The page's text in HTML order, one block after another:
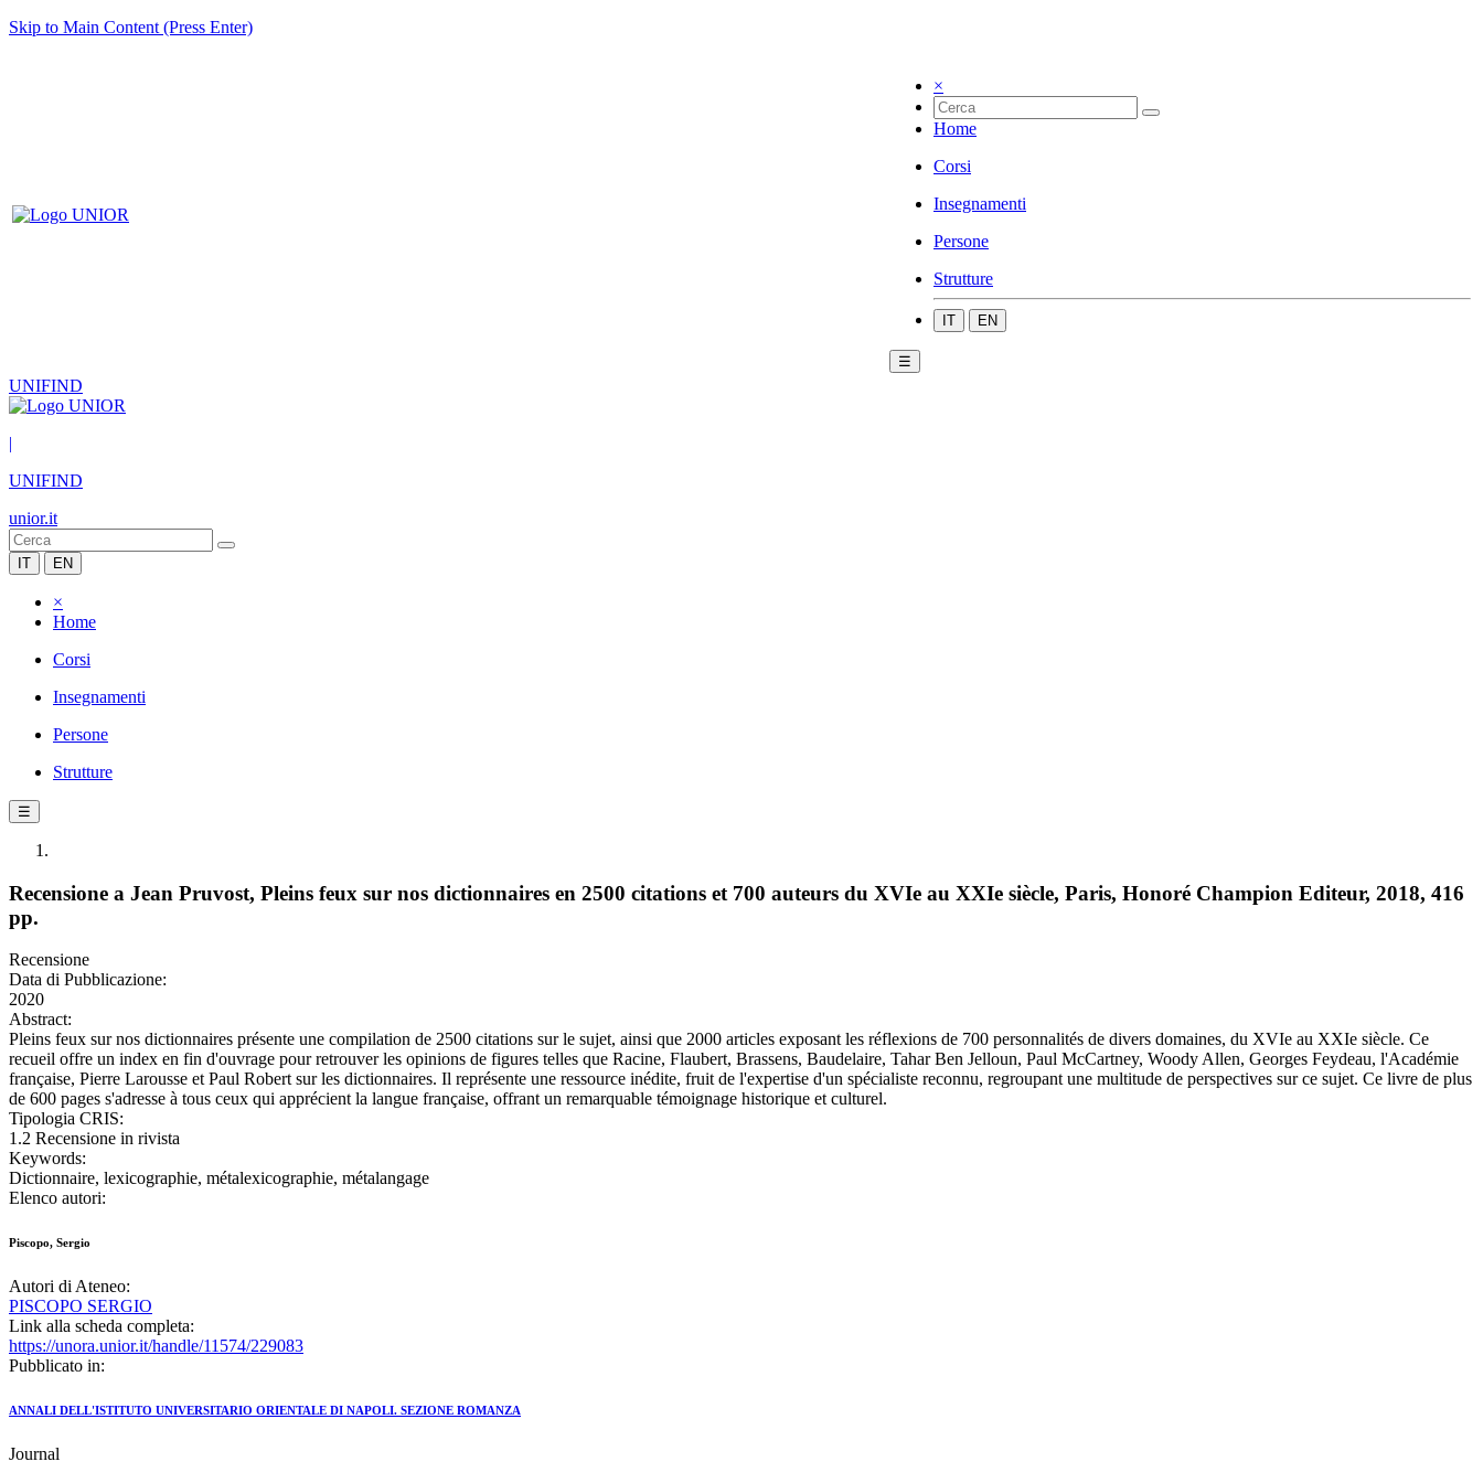
Skip to Main Content (Press Enter)
×
Home
Corsi
Insegnamenti
Persone
Strutture
IT EN
☰
UNIFIND
|
UNIFIND
unior.it
IT EN
×
Home
Corsi
Insegnamenti
Persone
Strutture
☰
Recensione a Jean Pruvost, Pleins feux sur nos dictionnaires en 2500 citations et 700 auteurs du XVIe au XXIe siècle, Paris, Honoré Champion Editeur, 2018, 416
pp.
Recensione
Data di Pubblicazione:
2020
Abstract:
Pleins feux sur nos dictionnaires présente une compilation de 2500 citations sur le sujet, ainsi que 2000 articles exposant les réflexions de 700 personnalités de divers domaines, du XVIe au XXIe siècle. Ce
recueil offre un index en fin d'ouvrage pour retrouver les opinions de figures telles que Racine, Flaubert, Brassens, Baudelaire, Tahar Ben Jelloun, Paul McCartney, Woody Allen, Georges Feydeau, l'Académie
française, Pierre Larousse et Paul Robert sur les dictionnaires. Il représente une ressource inédite, fruit de l'expertise d'un spécialiste reconnu, regroupant une multitude de perspectives sur ce sujet. Ce livre de plus
de 600 pages s'adresse à tous ceux qui apprécient la langue française, offrant un remarquable témoignage historique et culturel.
Tipologia CRIS:
1.2 Recensione in rivista
Keywords:
Dictionnaire, lexicographie, métalexicographie, métalangage
Elenco autori:
Piscopo, Sergio
Autori di Ateneo:
PISCOPO SERGIO
Link alla scheda completa:
https://unora.unior.it/handle/11574/229083
Pubblicato in:
ANNALI DELL'ISTITUTO UNIVERSITARIO ORIENTALE DI NAPOLI. SEZIONE ROMANZA
Journal